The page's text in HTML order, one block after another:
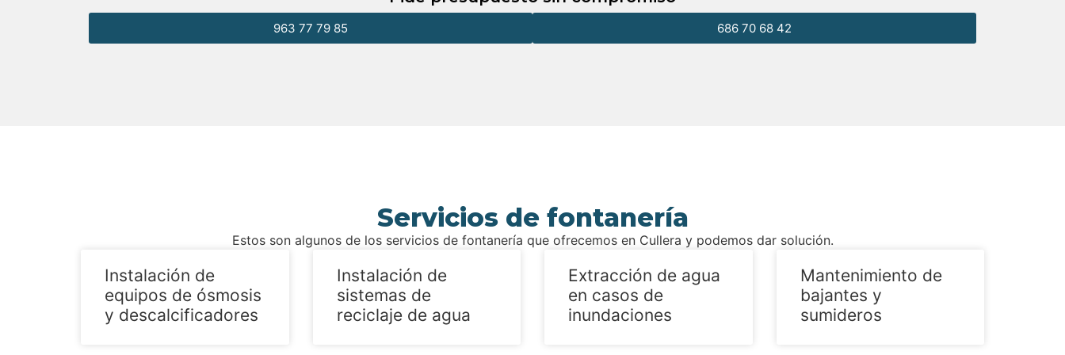
686 70 68 42
963 77 79 85
Servicios de fontanería
Estos son algunos de los servicios de fontanería que ofrecemos en Cullera y podemos dar solución.
Instalación de
equipos de ósmosis
y descalcificadores
Instalación de
sistemas de
reciclaje de agua
Extracción de agua
en casos de
inundaciones
Mantenimiento de
bajantes y
sumideros